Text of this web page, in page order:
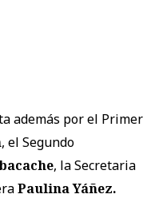
además por el Primer
, el Segundo
, la Secretaria
Paulina Yáñez.